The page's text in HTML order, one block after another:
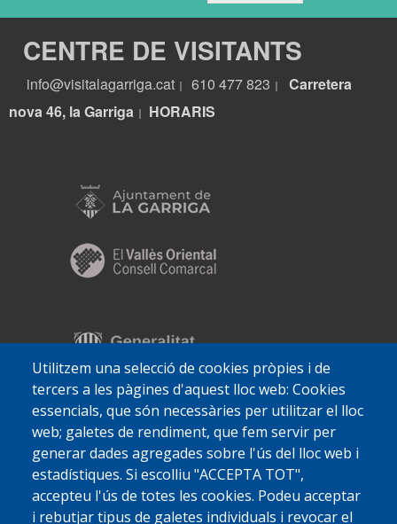
Utilitzem una selecció de cookies pròpies i de
tercers a les pàgines d'aquest lloc web: Cookies
essencials, que són necessàries per utilitzar el lloc
web; galetes de rendiment, que fem servir per
generar dades agregades sobre l'ús del lloc web i
estadístiques. Si escolliu "ACCEPTA TOT",
accepteu l'ús de totes les cookies. Podeu acceptar
i rebutjar tipus de galetes individuals i revocar el
CENTRE DE VISITANTS
info@visitalagarriga.cat 610 477 823
Carretera
nova 46, la Garriga
HORARIS